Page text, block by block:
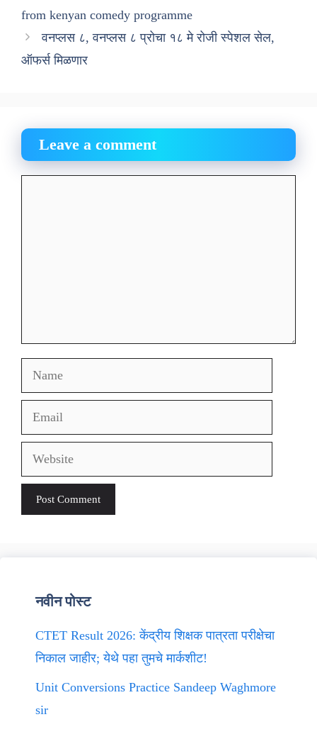
from kenyan comedy programme
वनप्लस ८, वनप्लस ८ प्रोचा १८ मे रोजी स्पेशल सेल,
ऑफर्स मिळणार
Leave a comment
Name
Email
Website
नवीन पोस्ट
CTET Result 2026: केंद्रीय शिक्षक पात्रता परीक्षेचा
निकाल जाहीर; येथे पहा तुमचे मार्कशीट!
Unit Conversions Practice Sandeep Waghmore
sir